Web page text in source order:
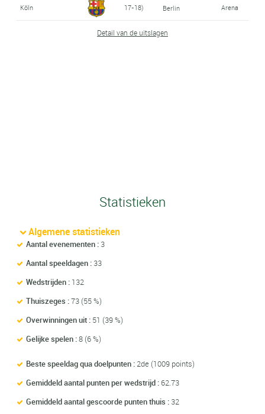
Köln
17-18)
Berlin
Arena
Detail van de uitslagen
Statistieken
Algemene statistieken
Aantal evenementen : 3
Aantal speeldagen : 33
Wedstrijden : 132
Thuiszeges :73 (55 %)
Overwinningen uit : 51 (39 %)
Gelijke spelen :8 (6 %)
Beste speeldag qua doelpunten : 2de (1009 points)
Gemiddeld aantal punten per wedstrijd : 62.73
Gemiddeld aantal gescoorde punten thuis : 32